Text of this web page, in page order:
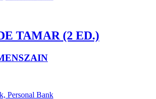
TAMAR (2 ED.)